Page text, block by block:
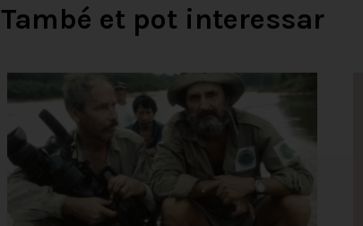
També et pot interessar